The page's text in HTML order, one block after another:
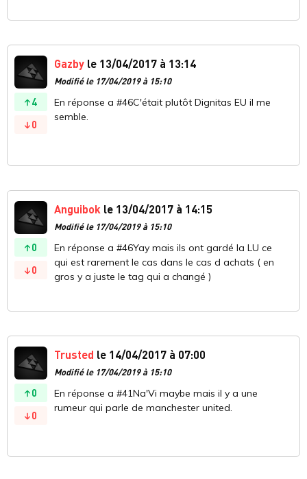
4
0
Gazby le 13/04/2017 à 13:14
Modifié le 17/04/2019 à 15:10
En réponse a #46C'était plutôt Dignitas EU il me
semble.
0
0
Anguibok le 13/04/2017 à 14:15
Modifié le 17/04/2019 à 15:10
En réponse a #46Yay mais ils ont gardé la LU ce
qui est rarement le cas dans le cas d achats ( en
gros y a juste le tag qui a changé )
0
0
Trusted le 14/04/2017 à 07:00
Modifié le 17/04/2019 à 15:10
En réponse a #41Na'Vi maybe mais il y a une
rumeur qui parle de manchester united.